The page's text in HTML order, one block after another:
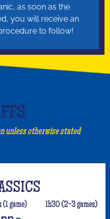
as soon as the
you will receive an
to follow!
unless otherwise stated
(1 game) 1h30 (2-3 games)